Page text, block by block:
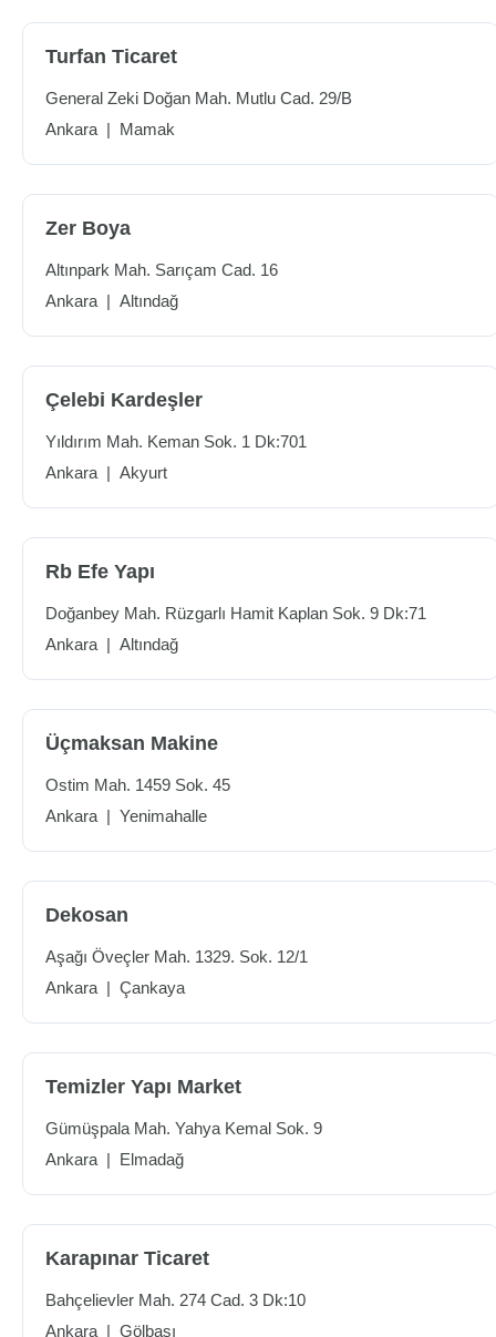
Turfan Ticaret
General Zeki Doğan Mah. Mutlu Cad. 29/B
Ankara | Mamak
Zer Boya
Altınpark Mah. Sarıçam Cad. 16
Ankara | Altındağ
Çelebi Kardeşler
Yıldırım Mah. Keman Sok. 1 Dk:701
Ankara | Akyurt
Rb Efe Yapı
Doğanbey Mah. Rüzgarlı Hamit Kaplan Sok. 9 Dk:71
Ankara | Altındağ
Üçmaksan Makine
Ostim Mah. 1459 Sok. 45
Ankara | Yenimahalle
Dekosan
Aşağı Öveçler Mah. 1329. Sok. 12/1
Ankara | Çankaya
Temizler Yapı Market
Gümüşpala Mah. Yahya Kemal Sok. 9
Ankara | Elmadağ
Karapınar Ticaret
Bahçelievler Mah. 274 Cad. 3 Dk:10
Ankara | Gölbaşı